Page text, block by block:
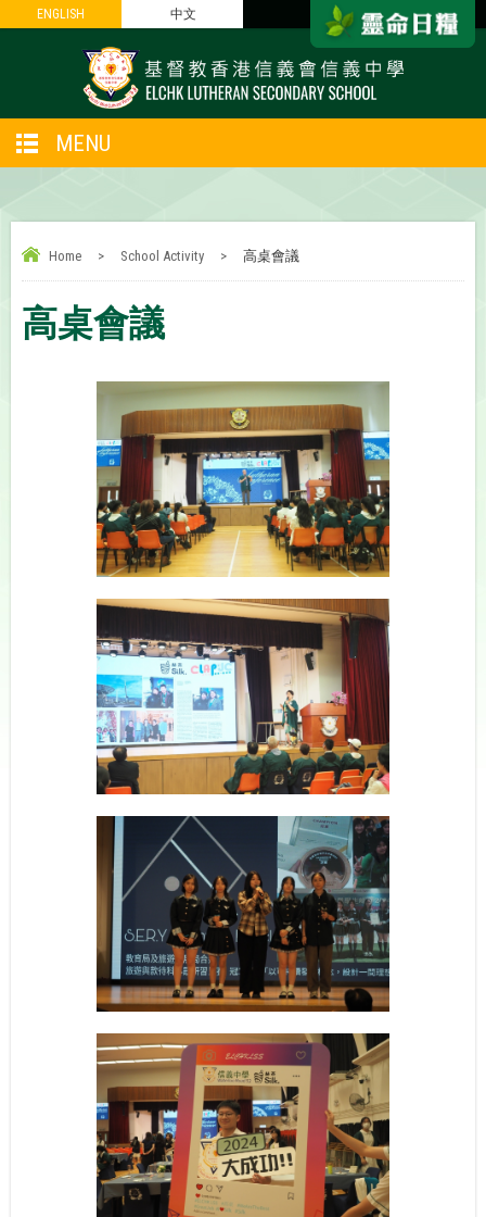
ENGLISH 中文
ENGLISH 中文
MENU
Home > School Activity > 高桌會議
高桌會議